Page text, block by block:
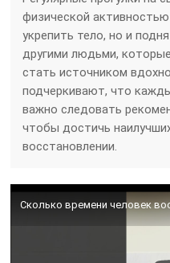
физической
укрепить тело, но и
другими людьми,
стать источником
подчеркивают, что
важно следовать
чтобы достичь
восстановлении.
Сколько времени человек